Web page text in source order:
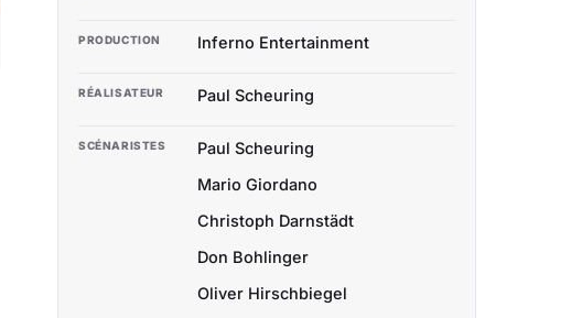
PRODUCTION Inferno Entertainment
RÉALISATEUR Paul Scheuring
SCÉNARISTES
Paul Scheuring
Mario Giordano
Christoph Darnstädt
Don Bohlinger
Oliver Hirschbiegel